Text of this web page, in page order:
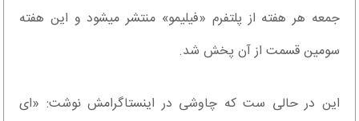
جمعه هر هفته از پلتفرم «فیلیمو» منتشر میشود و این هفته
سومین قسمت از آن پخش شد.
این در حالی ست که چاوشی در اینستاگرامش نوشت: «ای